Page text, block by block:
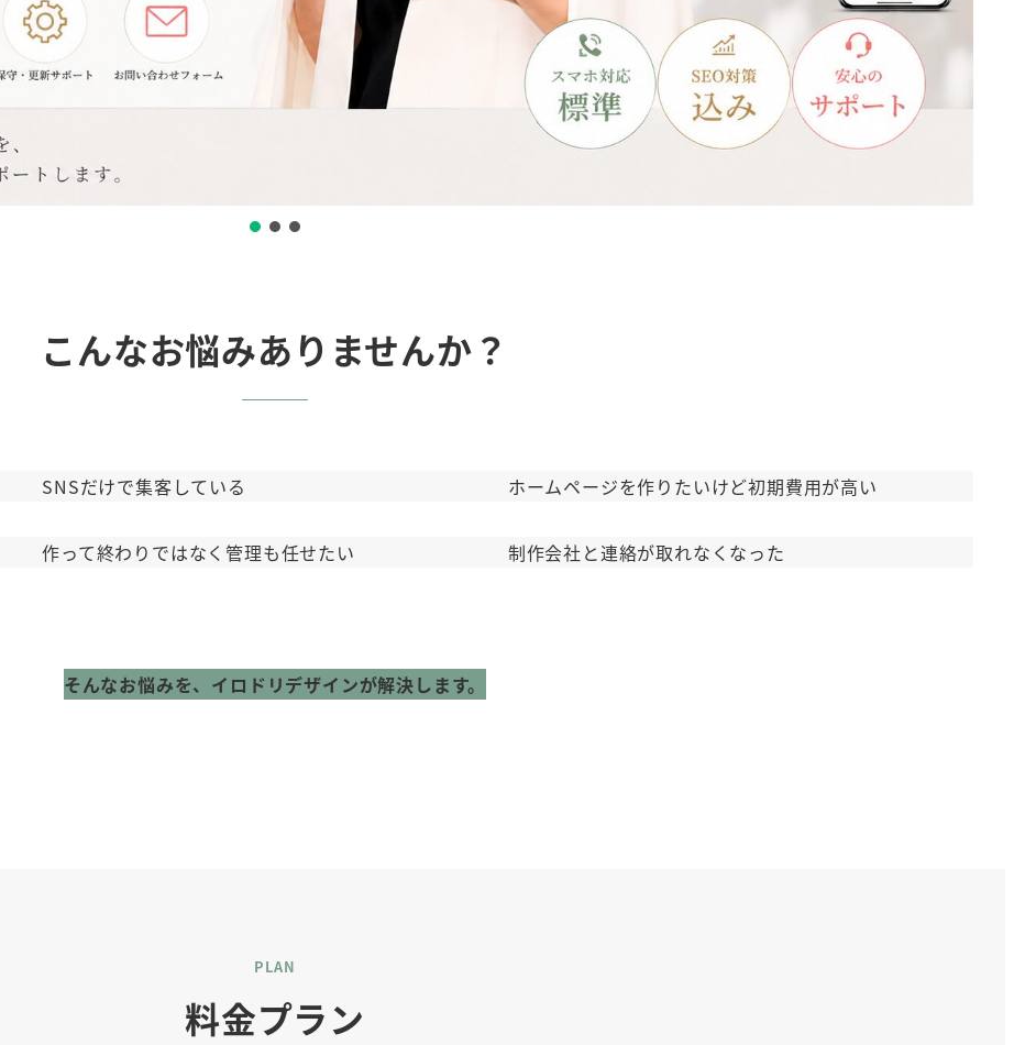
こんなお悩みありませんか？
SNSだけで集客している ホームページを作りたいけど初期費用が高い
作って終わりではなく管理も任せたい 制作会社と連絡が取れなくなった
そんなお悩みを、イロドリデザインが解決します。
PLAN
料金プラン